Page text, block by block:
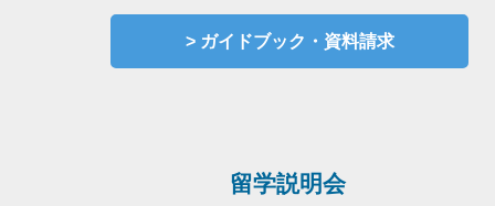
> ガイドブック・資料請求
留学説明会